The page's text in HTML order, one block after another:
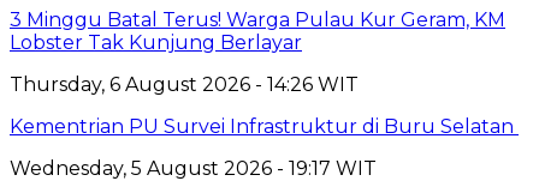
3 Minggu Batal Terus! Warga Pulau Kur Geram, KM
Lobster Tak Kunjung Berlayar
Thursday, 6 August 2026 - 14:26 WIT
Kementrian PU Survei Infrastruktur di Buru Selatan
Wednesday, 5 August 2026 - 19:17 WIT